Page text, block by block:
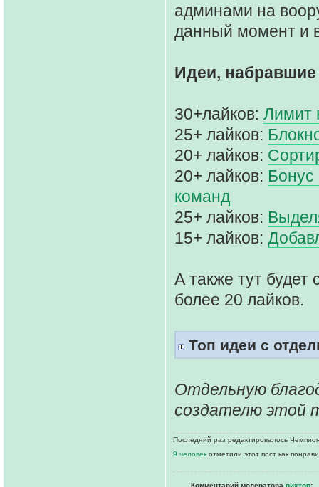
админами на
данный момент и
Идеи,
30+лайков: Лимит
25+ лайков:
20+ лайков:
20+ лайков: Бонус
команд
25+ лайков:
15+ лайков:
А также тут
более 20 лайков.
Топ идеи с
Отдельную
создателю этой
Последний раз редактировалось
9 человек отметили этот пост как
Комментарий модератора вихтор: